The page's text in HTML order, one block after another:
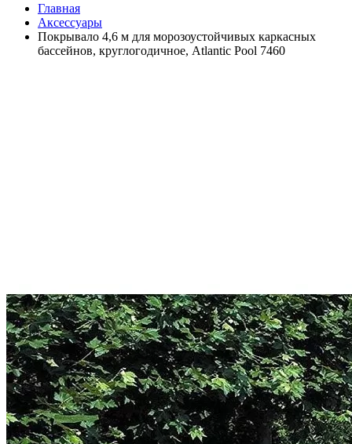
Главная
Аксессуары
Покрывало 4,6 м для морозоустойчивых каркасных
бассейнов, круглогодичное, Atlantic Pool 7460